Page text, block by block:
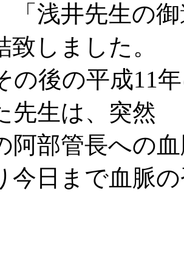
浅井先生の
致しました。
の後の平成11
先生は、突然
阿部管長への
今日まで血脈